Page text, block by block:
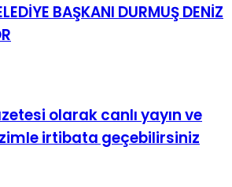
BAŞKANI DURMUŞ DENİZ
olarak canlı yayın ve
irtibata geçebilirsiniz